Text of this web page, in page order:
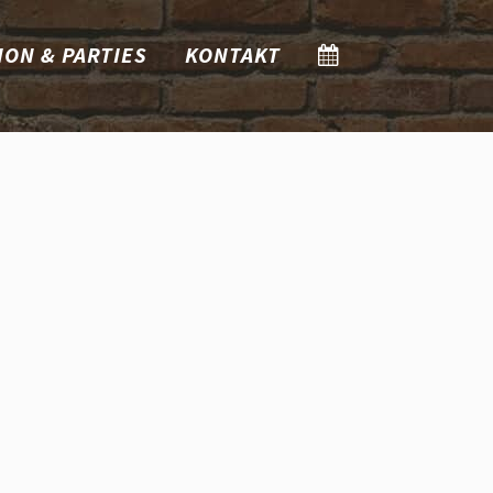
& PARTIES KONTAKT